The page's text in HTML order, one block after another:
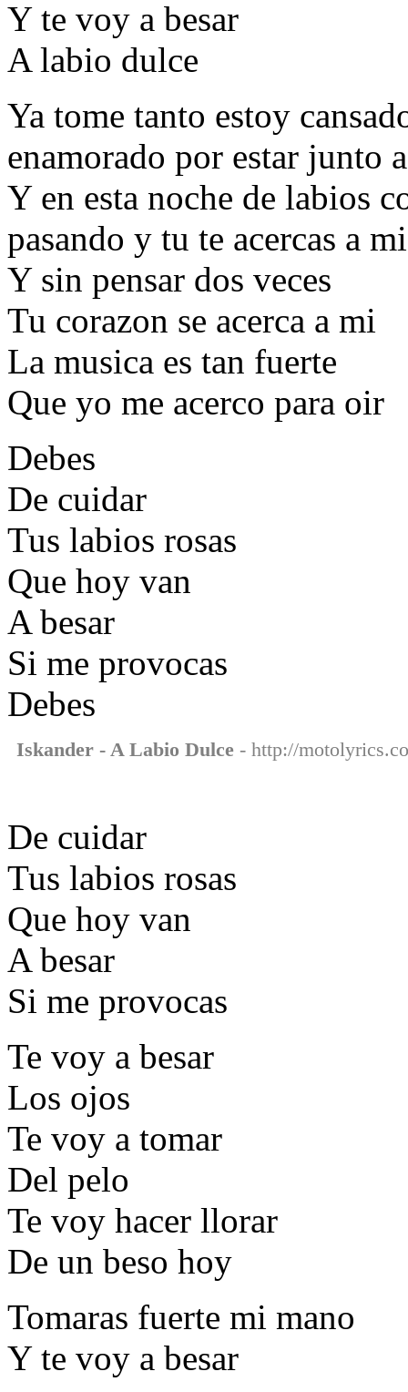
Y te voy a besar
A labio dulce
Ya tome tanto estoy
enamorado por estar junto
Y en esta noche de labios
pasando y tu te acercas a mi
Y sin pensar dos veces
Tu corazon se acerca a mi
La musica es tan fuerte
Que yo me acerco para oir
Debes
De cuidar
Tus labios rosas
Que hoy van
A besar
Si me provocas
Debes
Iskander - A Labio Dulce - http://
De cuidar
Tus labios rosas
Que hoy van
A besar
Si me provocas
Te voy a besar
Los ojos
Te voy a tomar
Del pelo
Te voy hacer llorar
De un beso hoy
Tomaras fuerte mi mano
Y te voy a besar